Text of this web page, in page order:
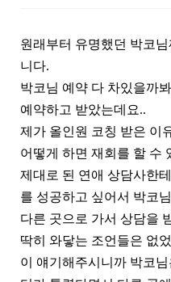
원래부터 유명했던 박코
니다.
박코님 예약 다 차있을까
예약하고 받았는데요..
제가 올인원 코칭 받은 이
어떻게 하면 재회를 할 수
제대로 된 연애 상담사한
를 성공하고 싶어서 박코
다른 곳으로 가서 상담을
딱히 와닿는 조언들은 없
이 얘기해주시니까 박코